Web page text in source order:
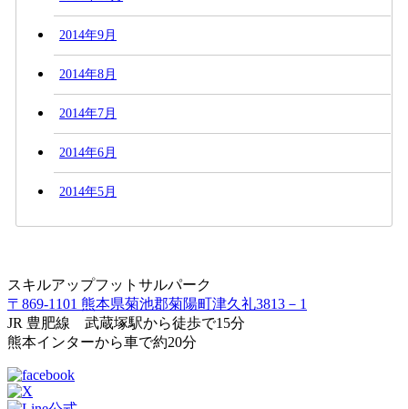
2014年9月
2014年8月
2014年7月
2014年6月
2014年5月
スキルアップフットサルパーク
〒869-1101 熊本県菊池郡菊陽町津久礼3813－1
JR 豊肥線 武蔵塚駅から徒歩で15分
熊本インターから車で約20分